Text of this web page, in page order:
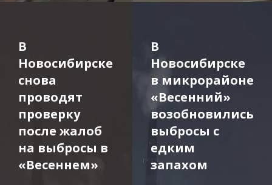
В
Новосибирске
снова
проводят
проверку
после жалоб
на выбросы в
«Весеннем»
В
Новосибирске
в микрорайоне
«Весенний»
возобновились
выбросы с
едким
запахом